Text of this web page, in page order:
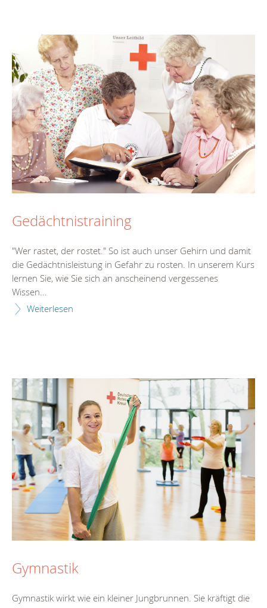
Gedächtnistraining
"Wer rastet, der rostet." So ist auch unser Gehirn und damit
die Gedächtnisleistung in Gefahr zu rosten. In unserem Kurs
lernen Sie, wie Sie sich an anscheinend vergessenes
Wissen...
Weiterlesen
Gymnastik
Gymnastik wirkt wie ein kleiner Jungbrunnen. Sie kräftigt die